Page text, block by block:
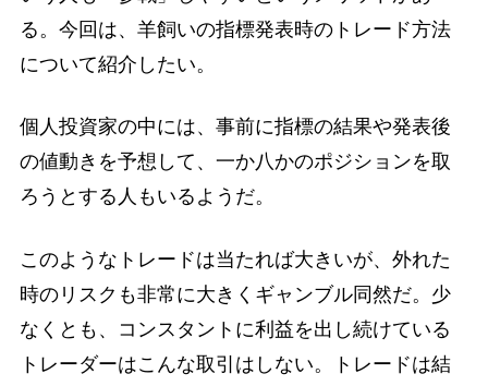
る。今回は、羊飼いの指標発表時のトレード方法
について紹介したい。
個人投資家の中には、事前に指標の結果や発表後
の値動きを予想して、一か八かのポジションを取
ろうとする人もいるようだ。
このようなトレードは当たれば大きいが、外れた
時のリスクも非常に大きくギャンブル同然だ。少
なくとも、コンスタントに利益を出し続けている
トレーダーはこんな取引はしない。トレードは結